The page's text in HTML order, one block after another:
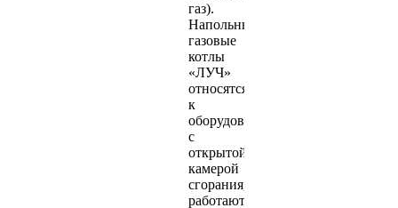
газ).
Напольные
газовые
котлы
«ЛУЧ»
относятся
к
оборудованию
с
открытой
камерой
сгорания,
работают